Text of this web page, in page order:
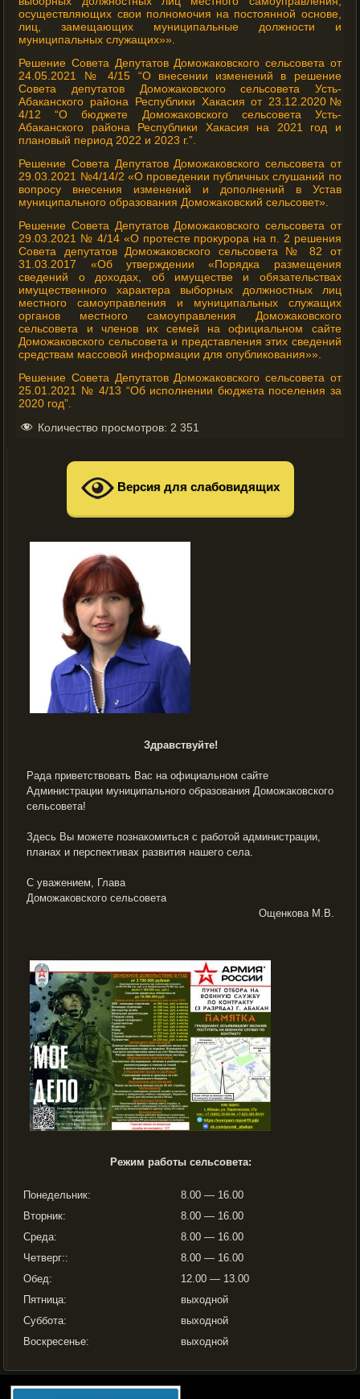
осуществляющих свои полномочия на постоянной основе,
лиц, замещающих муниципальные должности и
муниципальных служащих»».
Решение Совета Депутатов Доможаковского сельсовета от
24.05.2021 № 4/15 “О внесении изменений в решение
Совета депутатов Доможаковского сельсовета Усть-
Абаканского района Республики Хакасия от 23.12.2020№
4/12 “О бюджете Доможаковского сельсовета Усть-
Абаканского района Республики Хакасия на 2021 год и
плановый период 2022 и 2023 г.”.
Решение Совета Депутатов Доможаковского сельсовета от
29.03.2021 №4/14/2 «О проведении публичных слушаний по
вопросу внесения изменений и дополнений в Устав
муниципального образования Доможаковский сельсовет».
Решение Совета Депутатов Доможаковского сельсовета от
29.03.2021 № 4/14 «О протесте прокурора на п. 2 решения
Совета депутатов Доможаковского сельсовета № 82 от
31.03.2017 «Об утверждении «Порядка размещения
сведений о доходах, об имуществе и обязательствах
имущественного характера выборных должностных лиц
местного самоуправления и муниципальных служащих
органов местного самоуправления Доможаковского
сельсовета и членов их семей на официальном сайте
Доможаковского сельсовета и представления этих сведений
средствам массовой информации для опубликования»».
Решение Совета Депутатов Доможаковского сельсовета от
25.01.2021 № 4/13 “Об исполнении бюджета поселения за
2020 год”.
Количество просмотров: 2 351
Версия для слабовидящих
Здравствуйте!
Рада приветствовать Вас на официальном сайте
Администрации муниципального образования Доможаковского
сельсовета!
Здесь Вы можете познакомиться с работой администрации,
планах и перспективах развития нашего села.
С уважением, Глава
Доможаковского сельсовета
Ощенкова М.В.
Режим работы сельсовета:
Понедельник:
8.00 — 16.00
Вторник:
8.00 — 16.00
Среда:
8.00 — 16.00
Четверг::
8.00 — 16.00
Обед:
12.00 — 13.00
Пятница:
выходной
Суббота:
выходной
Воскресенье:
выходной